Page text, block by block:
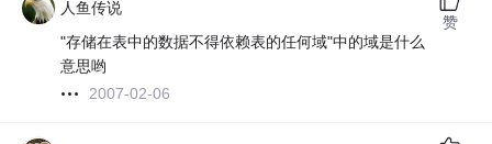
人鱼传说
"存储在表中的数据不得依赖表的任何域"中的域是什么
意思哟
2007-02-06
赞